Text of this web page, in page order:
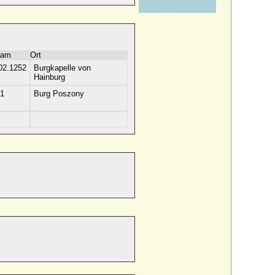
Ort
Burgkapelle von
Hainburg
Burg Poszony